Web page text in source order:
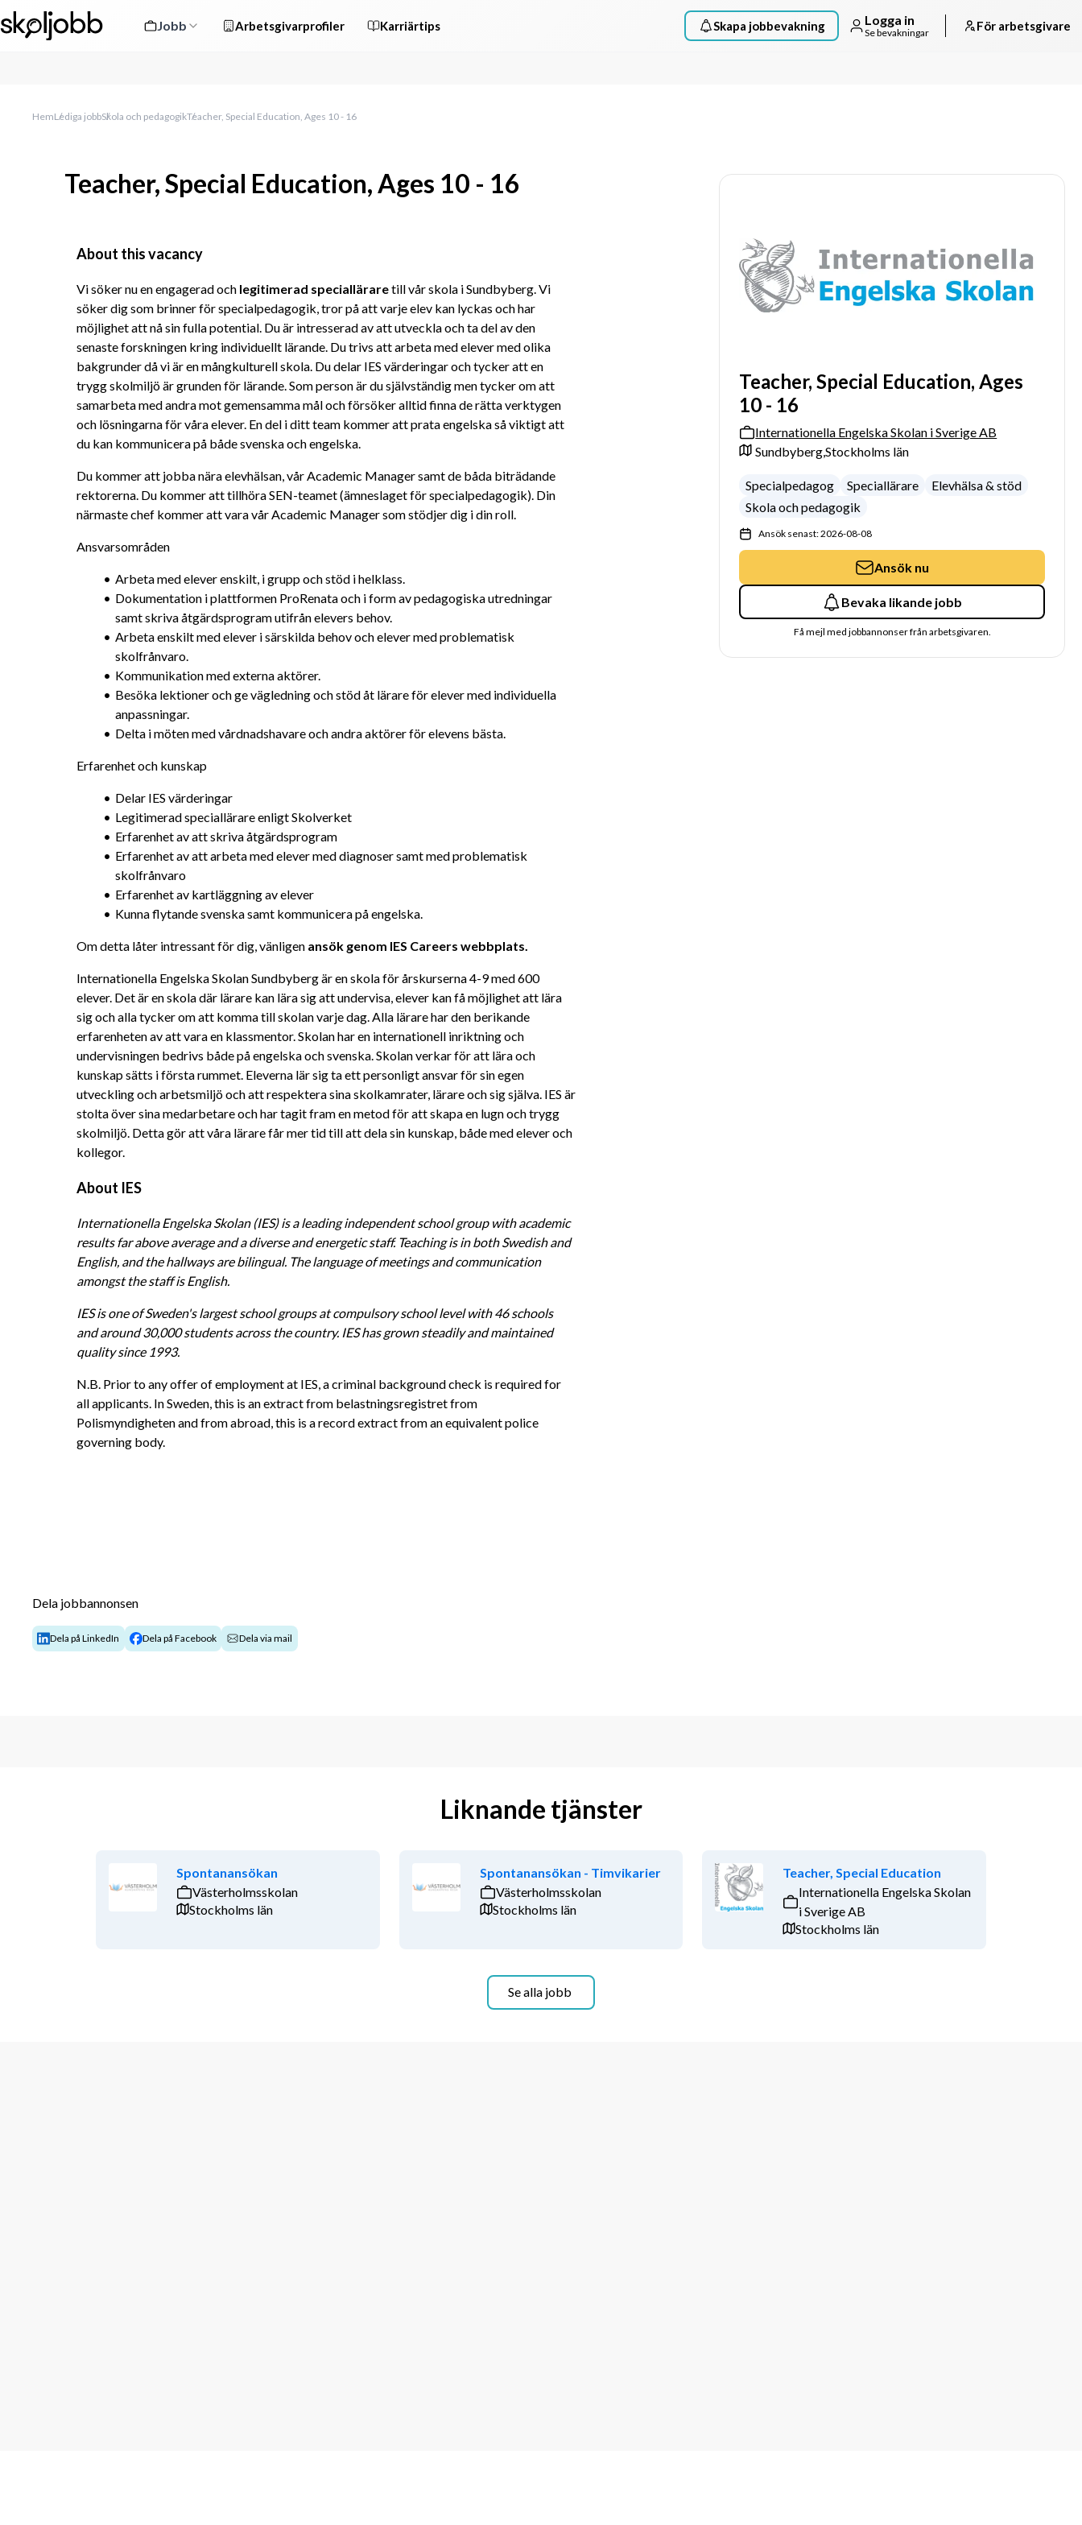
Jobb Arbetsgivarprofiler Karriärtips Skapa jobbevakning Logga in
Se bevakningar För arbetsgivare
HemLediga jobbSkola och pedagogikTeacher, Special Education, Ages 10 - 16
Teacher, Special Education, Ages 10 - 16
About this vacancy
Vi söker nu en engagerad och legitimerad speciallärare till vår skola i Sundbyberg. Vi
söker dig som brinner för specialpedagogik, tror på att varje elev kan lyckas och har
möjlighet att nå sin fulla potential. Du är intresserad av att utveckla och ta del av den
senaste forskningen kring individuellt lärande. Du trivs att arbeta med elever med olika
bakgrunder då vi är en mångkulturell skola. Du delar IES värderingar och tycker att en
trygg skolmiljö är grunden för lärande. Som person är du självständig men tycker om att
samarbeta med andra mot gemensamma mål och försöker alltid finna de rätta verktygen
och lösningarna för våra elever. En del i ditt team kommer att prata engelska så viktigt att
du kan kommunicera på både svenska och engelska.
Du kommer att jobba nära elevhälsan, vår Academic Manager samt de båda biträdande
rektorerna. Du kommer att tillhöra SEN-teamet (ämneslaget för specialpedagogik). Din
närmaste chef kommer att vara vår Academic Manager som stödjer dig i din roll.
Ansvarsområden
Arbeta med elever enskilt, i grupp och stöd i helklass.
Dokumentation i plattformen ProRenata och i form av pedagogiska utredningar
samt skriva åtgärdsprogram utifrån elevers behov.
Arbeta enskilt med elever i särskilda behov och elever med problematisk
skolfrånvaro.
Kommunikation med externa aktörer.
Besöka lektioner och ge vägledning och stöd åt lärare för elever med individuella
anpassningar.
Delta i möten med vårdnadshavare och andra aktörer för elevens bästa.
Erfarenhet och kunskap
Delar IES värderingar
Legitimerad speciallärare enligt Skolverket
Erfarenhet av att skriva åtgärdsprogram
Erfarenhet av att arbeta med elever med diagnoser samt med problematisk
skolfrånvaro
Erfarenhet av kartläggning av elever
Kunna flytande svenska samt kommunicera på engelska.
Om detta låter intressant för dig, vänligen ansök genom IES Careers webbplats.
Internationella Engelska Skolan Sundbyberg är en skola för årskurserna 4-9 med 600
elever. Det är en skola där lärare kan lära sig att undervisa, elever kan få möjlighet att lära
sig och alla tycker om att komma till skolan varje dag. Alla lärare har den berikande
erfarenheten av att vara en klassmentor. Skolan har en internationell inriktning och
undervisningen bedrivs både på engelska och svenska. Skolan verkar för att lära och
kunskap sätts i första rummet. Eleverna lär sig ta ett personligt ansvar för sin egen
utveckling och arbetsmiljö och att respektera sina skolkamrater, lärare och sig själva. IES är
stolta över sina medarbetare och har tagit fram en metod för att skapa en lugn och trygg
skolmiljö. Detta gör att våra lärare får mer tid till att dela sin kunskap, både med elever och
kollegor.
About IES
Internationella Engelska Skolan (IES) is a leading independent school group with academic
results far above average and a diverse and energetic staff. Teaching is in both Swedish and
English, and the hallways are bilingual. The language of meetings and communication
amongst the staff is English.
IES is one of Sweden's largest school groups at compulsory school level with 46 schools
and around 30,000 students across the country. IES has grown steadily and maintained
quality since 1993.
N.B. Prior to any offer of employment at IES, a criminal background check is required for
all applicants. In Sweden, this is an extract from belastningsregistret from
Polismyndigheten and from abroad, this is a record extract from an equivalent police
governing body.
Teacher, Special Education, Ages
10 - 16
Internationella Engelska Skolan i Sverige AB
Sundbyberg,Stockholms län
Specialpedagog Speciallärare
Elevhälsa & stöd
Skola och pedagogik
Ansök senast: 2026-08-08
Ansök nu
Bevaka likande jobb
Få mejl med jobbannonser från arbetsgivaren.
Dela jobbannonsen
Dela på LinkedIn Dela på Facebook Dela via mail
Liknande tjänster
Spontanansökan
Västerholmsskolan
Stockholms län
Spontanansökan - Timvikarier
Västerholmsskolan
Stockholms län
Teacher, Special Education
Internationella Engelska Skolan
i Sverige AB
Stockholms län
Se alla jobb